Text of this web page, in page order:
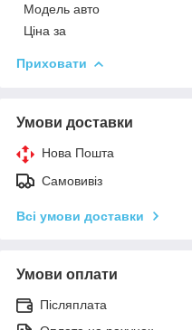
Модель авто
Ціна за
Приховати
Умови доставки
Нова Пошта
Самовивіз
Всі умови доставки
Умови оплати
Післяплата